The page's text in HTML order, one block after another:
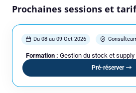
Prochaines sessions et
Du 08 au 09 Oct 2026
Formation : Gestion du stock et supply
Pré-réserver